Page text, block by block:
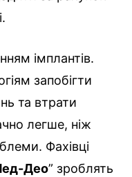
імплантів.
запобігти
та втрати
легше, ніж
Фахівці
Део” зроблять